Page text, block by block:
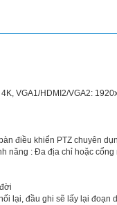
VGA1/HDMI2/VGA2:
điều khiển PTZ chuyên
năng : Đa địa chỉ hoặc
lại, đầu ghi sẽ lấy lại